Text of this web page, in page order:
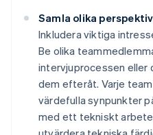
Samla olika perspektiv
Inkludera viktiga
Be olika
intervjuprocessen eller
dem efteråt. Varje
värdefulla synpunkter
med ett tekniskt